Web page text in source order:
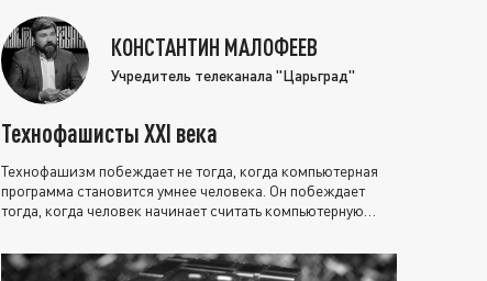
КОНСТАНТИН МАЛОФЕЕВ
Учредитель телеканала "Царьград"
Технофашисты XXI века
Технофашизм побеждает не тогда, когда компьютерная
программа становится умнее человека. Он побеждает
тогда, когда человек начинает считать компьютерную